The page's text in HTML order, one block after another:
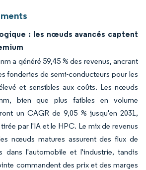
: les nœuds avancés captent
a généré 59,45 % des revenus, ancrant
fonderies de semi-conducteurs pour les
et sensibles aux coûts. Les nœuds
bien que plus faibles en volume
un CAGR de 9,05 % jusqu'en 2031,
par l'IA et le HPC. Le mix de revenus
nœuds matures assurent des flux de
dans l'automobile et l'industrie, tandis
commandent des prix et des marges